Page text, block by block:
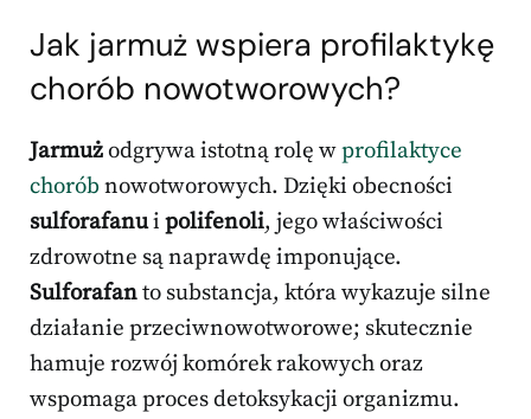
Jak jarmuż wspiera profilaktykę
chorób nowotworowych?
Jarmużodgrywa istotną rolę wprofilaktyce
chorób nowotworowych. Dzięki obecności
sulforafanui polifenoli, jego właściwości
zdrowotne są naprawdę imponujące.
Sulforafanto substancja, która wykazuje silne
działanie przeciwnowotworowe; skutecznie
hamuje rozwój komórek rakowych oraz
wspomaga proces detoksykacji organizmu.